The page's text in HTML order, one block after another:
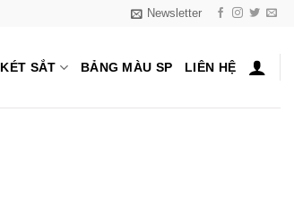
Newsletter
KÉT SẮT BẢNG MÀU SP LIÊN HỆ